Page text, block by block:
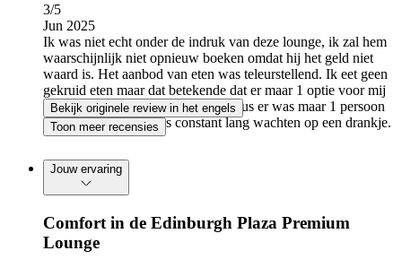
3/5
Jun 2025
Ik was niet echt onder de indruk van deze lounge, ik zal hem
waarschijnlijk niet opnieuw boeken omdat hij het geld niet
waard is. Het aanbod van eten was teleurstellend. Ik eet geen
gekruid eten maar dat betekende dat er maar 1 optie voor mij
was die ik niet echt lekker vond. Plus er was maar 1 persoon
aan de bar dus het was constant lang wachten op een drankje.
Bekijk originele review in het engels
Toon meer recensies
Jouw ervaring
Comfort in de Edinburgh Plaza Premium
Lounge